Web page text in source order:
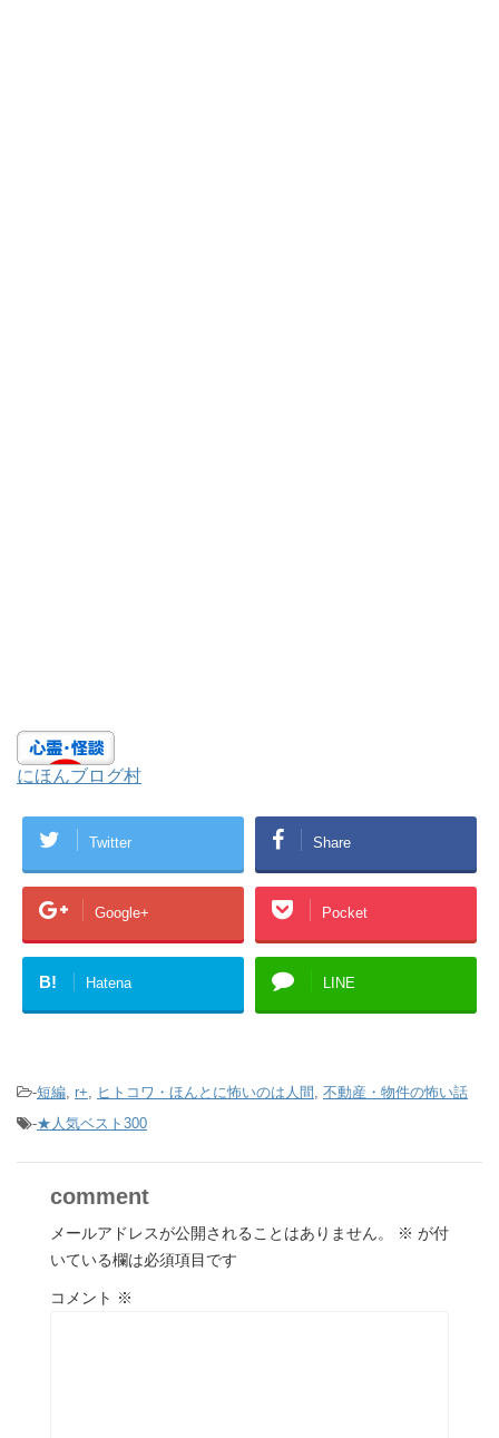
にほんブログ村
Twitter Share
Google+ Pocket
B! Hatena LINE
-短編 r+ ヒトコワ・ほんとに怖いのは人間
不動産・物件の怖い話
-★人気ベスト300
comment
メールアドレスが公開されることはありません。 ※ が付
いている欄は必須項目です
コメント ※